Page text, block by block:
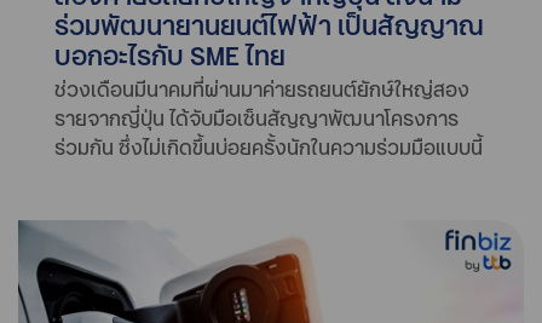
ร่วมพัฒนายานยนต์ไฟฟ้า เป็นสัญญาณ
บอกอะไรกับ SME ไทย
ช่วงเดือนมีนาคมที่ผ่านมาค่ายรถยนต์ยักษ์ใหญ่สอง
รายจากญี่ปุ่น ได้จับมือเซ็นสัญญาพัฒนาโครงการ
ร่วมกัน ซึ่งไม่เกิดขึ้นบ่อยครั้งนักในความร่วมมือแบบนี้